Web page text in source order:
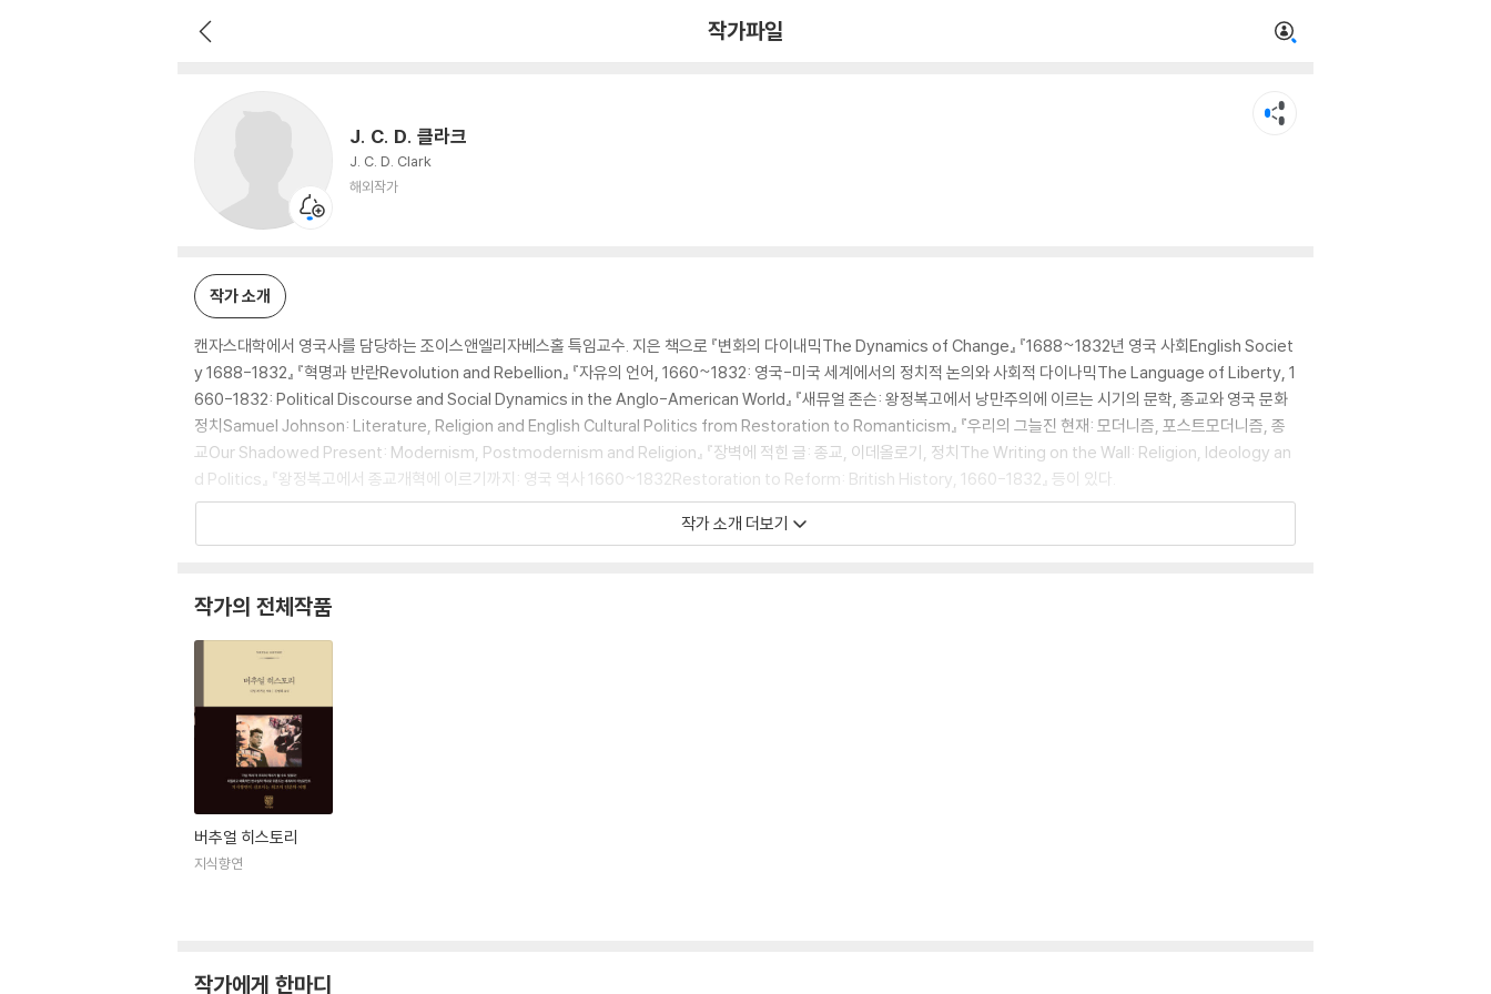
작가파일
J. C. D. 클라크
J. C. D. Clark
해외작가
작가 소개
캔자스대학에서 영국사를 담당하는 조이스앤엘리자베스홀 특임교수. 지은 책으로 『변화의 다이내믹The Dynamics of Change』 『1688~1832년 영국 사회English Societ
y 1688-1832』 『혁명과 반란Revolution and Rebellion』 『자유의 언어, 1660~1832: 영국-미국 세계에서의 정치적 논의와 사회적 다이나믹The Language of Liberty, 1
660-1832: Political Discourse and Social Dynamics in the Anglo-American World』 『새뮤얼 존슨: 왕정복고에서 낭만주의에 이르는 시기의 문학, 종교와 영국 문화
정치Samuel Johnson: Literature, Religion and English Cultural Politics from Restoration to Romanticism』 『우리의 그늘진 현재: 모더니즘, 포스트모더니즘, 종
교Our Shadowed Present: Modernism, Postmodernism and Religion』 『장벽에 적힌 글: 종교, 이데올로기, 정치The Writing on the Wall: Religion, Ideology an
d Politics』 『왕정복고에서 종교개혁에 이르기까지: 영국 역사 1660~1832Restoration to Reform: British History, 1660-1832』 등이 있다.
작가 소개 더보기
작가의 전체작품
버추얼 히스토리
지식향연
작가에게 한마디